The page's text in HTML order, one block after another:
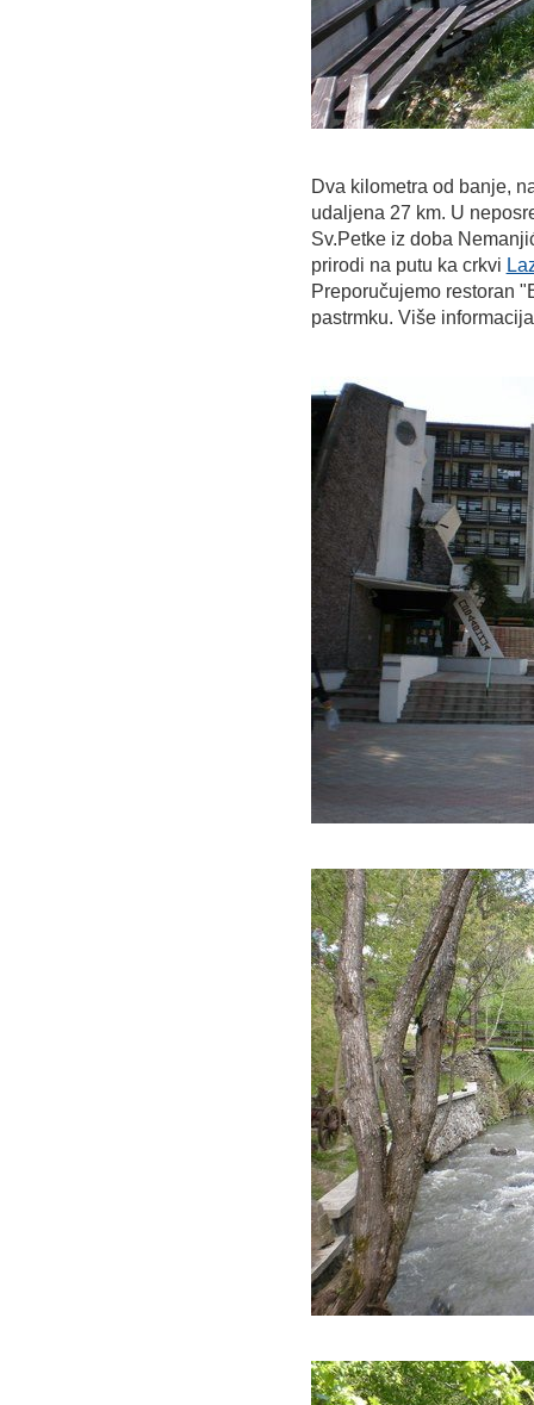
Dva kilometra od banje,
udaljena 27 km. U
Sv.Petke iz doba
prirodi na putu ka crkvi
Preporučujemo restoran
pastrmku. Više